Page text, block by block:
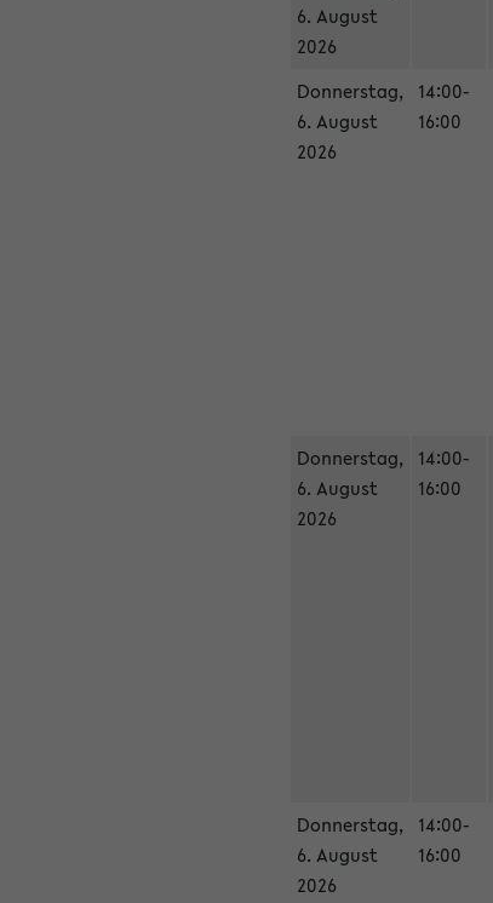
6. August
2026
Donnerstag,
6. August
2026
14:00-
16:00
Donnerstag,
6. August
2026
14:00-
16:00
Donnerstag,
6. August
2026
14:00-
16:00